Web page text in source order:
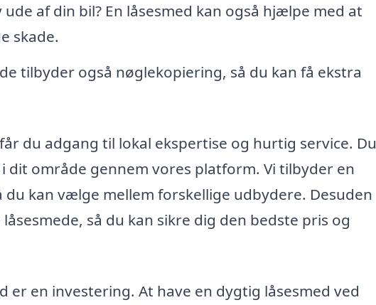
ude af din bil? En låsesmed kan også hjælpe med at
skade.
tilbyder også nøglekopiering, så du kan få ekstra
du adgang til lokal ekspertise og hurtig service. Du
dit område gennem vores platform. Vi tilbyder en
kan vælge mellem forskellige udbydere. Desuden
så du kan sikre dig den bedste pris og
en investering. At have en dygtig låsesmed ved